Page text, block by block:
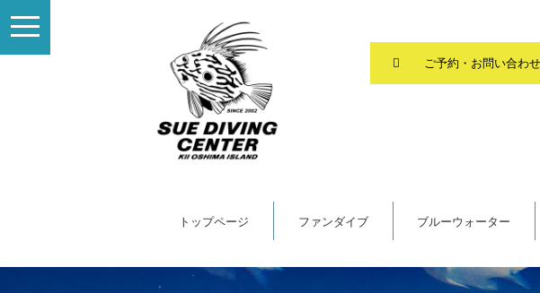
toggle
navigation
ご予約・お問い合わせ
トップページ ファンダイブ ブルーウォーター